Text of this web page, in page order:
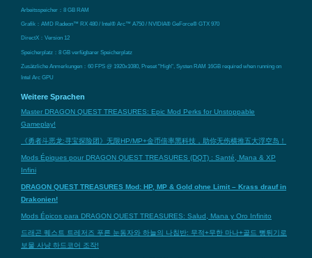
Arbeitsspeicher：8 GB RAM
Grafik：AMD Radeon™ RX 480 / Intel® Arc™ A750 / NVIDIA® GeForce® GTX 970
DirectX：Version 12
Speicherplatz：8 GB verfügbarer Speicherplatz
Zusätzliche Anmerkungen：60 FPS @ 1920x1080, Preset "High", Systen RAM 16GB required when running on
Intel Arc GPU
Weitere Sprachen
Master DRAGON QUEST TREASURES: Epic Mod Perks for Unstoppable
Gameplay!
《勇者斗恶龙:寻宝探险团》无限HP/MP+金币倍率黑科技，助你无伤横推五大浮空岛！
Mods Épiques pour DRAGON QUEST TREASURES (DQT) : Santé, Mana & XP
Infini
DRAGON QUEST TREASURES Mod: HP, MP & Gold ohne Limit – Krass drauf in
Drakonien!
Mods Épicos para DRAGON QUEST TREASURES: Salud, Mana y Oro Infinito
드래곤 퀘스트 트레저즈 푸른 눈동자와 하늘의 나침반: 무적+무한 마나+골드 뻥튀기로
보물 사냥 하드코어 조작!